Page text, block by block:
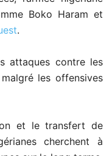
Boko Haram et
.
attaques contre les
les offensives
et le transfert de
cherchent à